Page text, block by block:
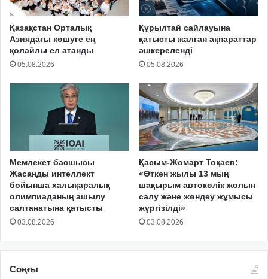
Қазақстан Орталық
Азиядағы көшуге ең
қолайлы ел атанды
05.08.2026
Құрылтай сайлауына
қатысты жалған ақпараттар
әшкереленді
05.08.2026
Мемлекет басшысы
Жасанды интеллект
бойынша халықаралық
олимпиаданың ашылу
салтанатына қатысты
03.08.2026
Қасым-Жомарт Тоқаев:
«Өткен жылы 13 мың
шақырым автокөлік жолын
салу және жөндеу жұмысы
жүргізілді»
03.08.2026
Соңғы